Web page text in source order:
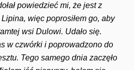
powiedzieć mi, że jest z
więc poprosiłem go, aby
wsi Dulowi. Udało się.
w czwórki i poprowadzono do
Tego samego dnia zaczęło